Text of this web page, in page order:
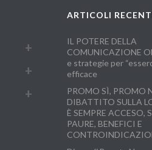
ARTICOLI
IL POTERE DELLA
COMUNICAZIONE
e strategie per
efficace
PROMO SÌ, PROMO
DIBATTITO SULLA
È SEMPRE ACCESO,
PAURE, BENEFICI E